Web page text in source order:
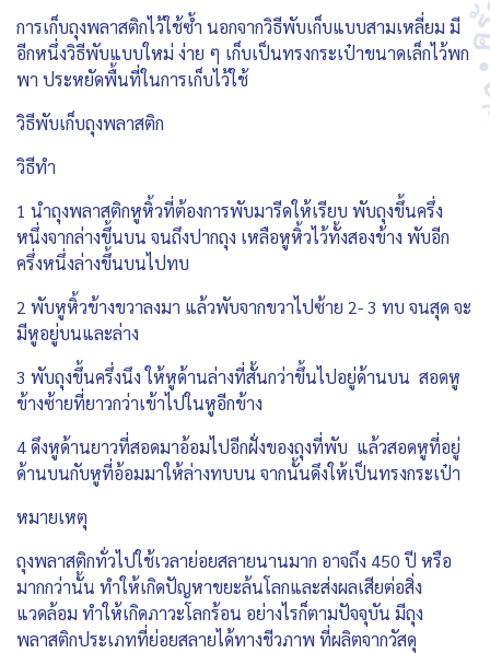
การเก็บถุงพลาสติกไว้ใช้ซ้ำ นอกจากวิธีพับเก็บแบบสามเหลี่ยม มี
อีกหนึ่งวิธีพับแบบใหม่ ง่าย ๆ เก็บเป็นทรงกระเป๋าขนาดเล็กไว้พก
พา ประหยัดพื้นที่ในการเก็บไว้ใช้
วิธีพับเก็บถุงพลาสติก
วิธีทำ
1 นำถุงพลาสติกหูหิ้วที่ต้องการพับมารีดให้เรียบ พับถุงขึ้นครึ่ง
หนึ่งจากล่างขึ้นบน จนถึงปากถุง เหลือหูหิ้วไว้ทั้งสองข้าง พับอีก
ครึ่งหนึ่งล่างขึ้นบนไปทบ
2 พับหูหิ้วข้างขวาลงมา แล้วพับจากขวาไปซ้าย 2- 3 ทบ จนสุด จะ
มีหูอยู่บนและล่าง
3 พับถุงขึ้นครึ่งนึง ให้หูด้านล่างที่สั้นกว่าขึ้นไปอยู่ด้านบน สอดหู
ข้างซ้ายที่ยาวกว่าเข้าไปในหูอีกข้าง
4 ดึงหูด้านยาวที่สอดมาอ้อมไปอีกฝั่งของถุงที่พับ แล้วสอดหูที่อยู่
ด้านบนกับหูที่อ้อมมาให้ล่างทบบน จากนั้นดึงให้เป็นทรงกระเป๋า
หมายเหตุ
ถุงพลาสติกทั่วไปใช้เวลาย่อยสลายนานมาก อาจถึง 450 ปี หรือ
มากกว่านั้น ทำให้เกิดปัญหาขยะล้นโลกและส่งผลเสียต่อสิ่ง
แวดล้อม ทำให้เกิดภาวะโลกร้อน อย่างไรก็ตามปัจจุบัน มีถุง
พลาสติกประเภทที่ย่อยสลายได้ทางชีวภาพ ที่ผลิตจากวัสดุ